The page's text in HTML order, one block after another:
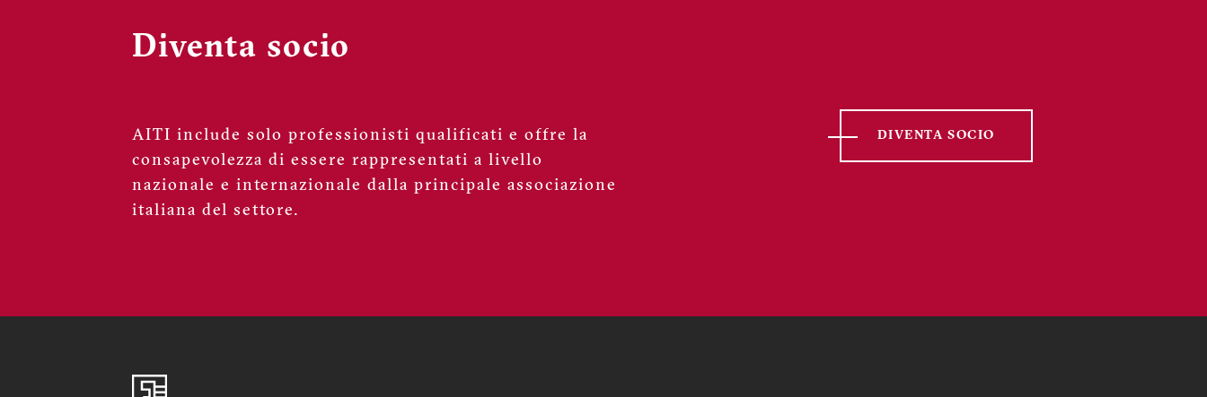
Diventa socio
AITI include solo professionisti qualificati e offre la
consapevolezza di essere rappresentati a livello
nazionale e internazionale dalla principale associazione
italiana del settore.
DIVENTA SOCIO